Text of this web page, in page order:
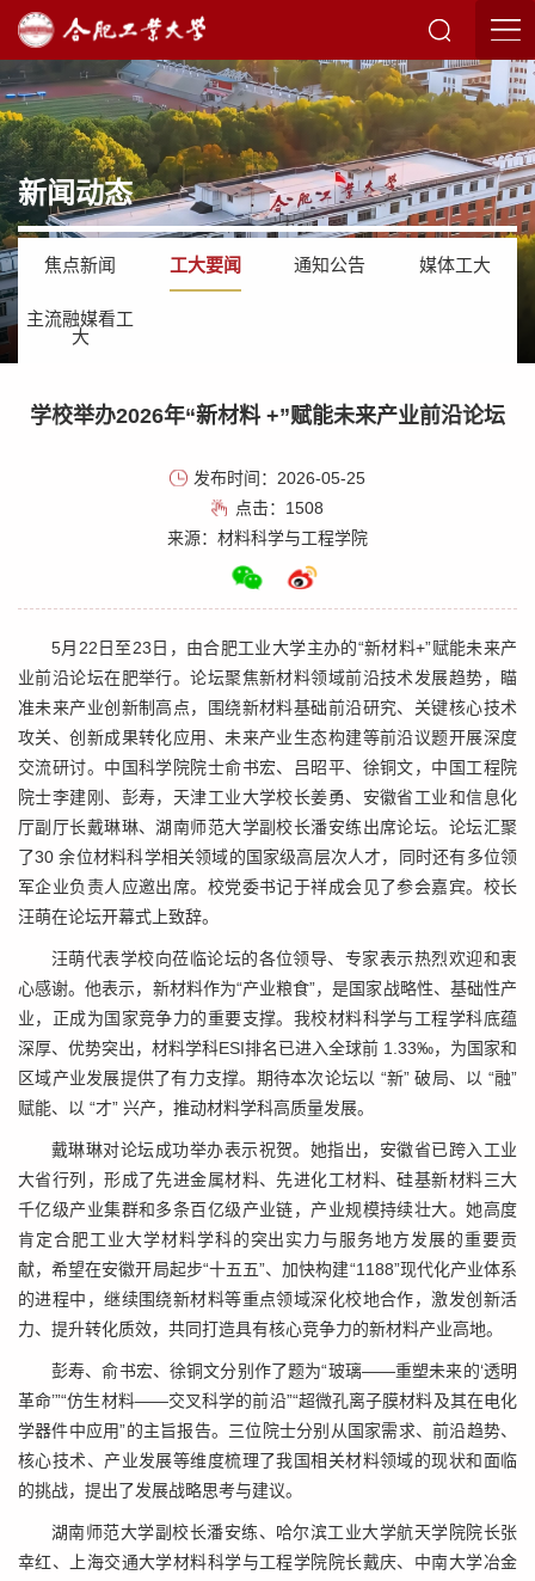
新闻动态
焦点新闻 工大要闻 通知公告 媒体工大
主流融媒看工
大
学校举办2026年“新材料 +”赋能未来产业前沿论坛
发布时间：2026-05-25
点击： 1508
来源：材料科学与工程学院
5月22日至23日，由合肥工业大学主办的“新材料+”赋能未来产
业前沿论坛在肥举行。论坛聚焦新材料领域前沿技术发展趋势，瞄
准未来产业创新制高点，围绕新材料基础前沿研究、关键核心技术
攻关、创新成果转化应用、未来产业生态构建等前沿议题开展深度
交流研讨。中国科学院院士俞书宏、吕昭平、徐铜文，中国工程院
院士李建刚、彭寿，天津工业大学校长姜勇、安徽省工业和信息化
厅副厅长戴琳琳、湖南师范大学副校长潘安练出席论坛。论坛汇聚
了30 余位材料科学相关领域的国家级高层次人才，同时还有多位领
军企业负责人应邀出席。校党委书记于祥成会见了参会嘉宾。校长
汪萌在论坛开幕式上致辞。
汪萌代表学校向莅临论坛的各位领导、专家表示热烈欢迎和衷
心感谢。他表示，新材料作为“产业粮食”，是国家战略性、基础性产
业，正成为国家竞争力的重要支撑。我校材料科学与工程学科底蕴
深厚、优势突出，材料学科ESI排名已进入全球前 1.33‰，为国家和
区域产业发展提供了有力支撑。期待本次论坛以 “新” 破局、以 “融”
赋能、以 “才” 兴产，推动材料学科高质量发展。
戴琳琳对论坛成功举办表示祝贺。她指出，安徽省已跨入工业
大省行列，形成了先进金属材料、先进化工材料、硅基新材料三大
千亿级产业集群和多条百亿级产业链，产业规模持续壮大。她高度
肯定合肥工业大学材料学科的突出实力与服务地方发展的重要贡
献，希望在安徽开局起步“十五五”、加快构建“1188”现代化产业体系
的进程中，继续围绕新材料等重点领域深化校地合作，激发创新活
力、提升转化质效，共同打造具有核心竞争力的新材料产业高地。
彭寿、俞书宏、徐铜文分别作了题为“玻璃——重塑未来的‘透明
革命’”“仿生材料——交叉科学的前沿”“超微孔离子膜材料及其在电化
学器件中应用”的主旨报告。三位院士分别从国家需求、前沿趋势、
核心技术、产业发展等维度梳理了我国相关材料领域的现状和面临
的挑战，提出了发展战略思考与建议。
湖南师范大学副校长潘安练、哈尔滨工业大学航天学院院长张
幸红、上海交通大学材料科学与工程学院院长戴庆、中南大学冶金